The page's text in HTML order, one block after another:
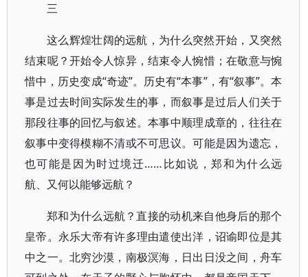
三
这么辉煌壮阔的远航，为什么突然开始，又突然
结束呢？开始令人惊异，结束令人惋惜；在敬意与惋
惜中，历史变成“奇迹”。历史有“本事”，有“叙事”。本
事是过去时间实际发生的事，而叙事是过后人们关于
那段往事的回忆与叙述。本事中顺理成章的，往往在
叙事中变得模糊不清或不可思议。可能是因为遗忘，
也可能是因为时过境迁……比如说，郑和为什么远
航、又何以能够远航？
郑和为什么远航？直接的动机来自他身后的那个
皇帝。永乐大帝有许多理由遣使出洋，诏谕即位是其
中之一。北穷沙漠，南极溟海，日出日没之间，舟车